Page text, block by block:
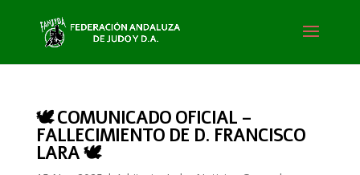
🕊️ COMUNICADO OFICIAL –
FALLECIMIENTO DE D. FRANCISCO
LARA 🕊️